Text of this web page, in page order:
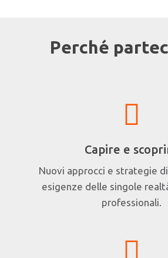
Perché
Capire e
Nuovi approcci e strategie
esigenze delle singole
professionali.